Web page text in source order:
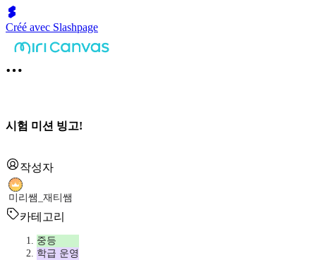
Créé avec Slashpage
시험 미션 빙고!
작성자
미리쌤_재티쌤
카테고리
중등
학급 운영